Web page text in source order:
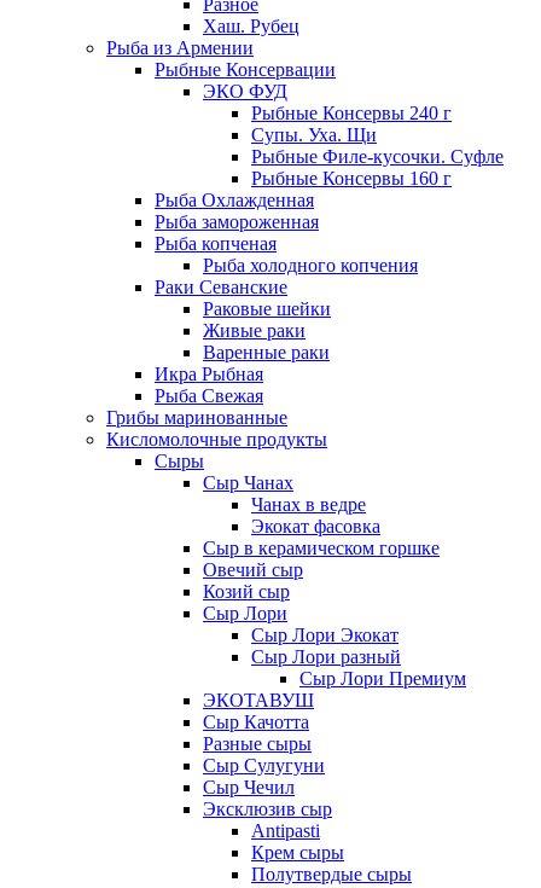
Разное
Хаш. Рубец
Рыба из Армении
Рыбные Консервации
ЭКО ФУД
Рыбные Консервы 240 г
Супы. Уха. Щи
Рыбные Филе-кусочки. Суфле
Рыбные Консервы 160 г
Рыба Охлажденная
Рыба замороженная
Рыба копченая
Рыба холодного копчения
Раки Севанские
Раковые шейки
Живые раки
Варенные раки
Икра Рыбная
Рыба Свежая
Грибы маринованные
Кисломолочные продукты
Сыры
Сыр Чанах
Чанах в ведре
Экокат фасовка
Сыр в керамическом горшке
Овечий сыр
Козий сыр
Сыр Лори
Сыр Лори Экокат
Сыр Лори разный
Сыр Лори Премиум
ЭКОТАВУШ
Сыр Качотта
Разные сыры
Сыр Сулугуни
Сыр Чечил
Эксклюзив сыр
Antipasti
Крем сыры
Полутвердые сыры